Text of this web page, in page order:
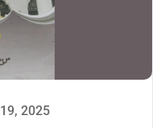
2025